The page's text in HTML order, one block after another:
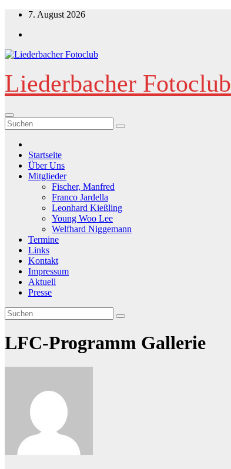
Zum
springen
7. August 2026
Liederbacher Fotoclub
Startseite
Über Uns
Mitglieder
Fischer, Manfred
Franco Jardella
Leonhard Kießling
Young Woo Lee
Welfhard Niggemann
Termine
Links
Kontakt
Impressum
Aktuell
Presse
LFC-Programm Gallerie